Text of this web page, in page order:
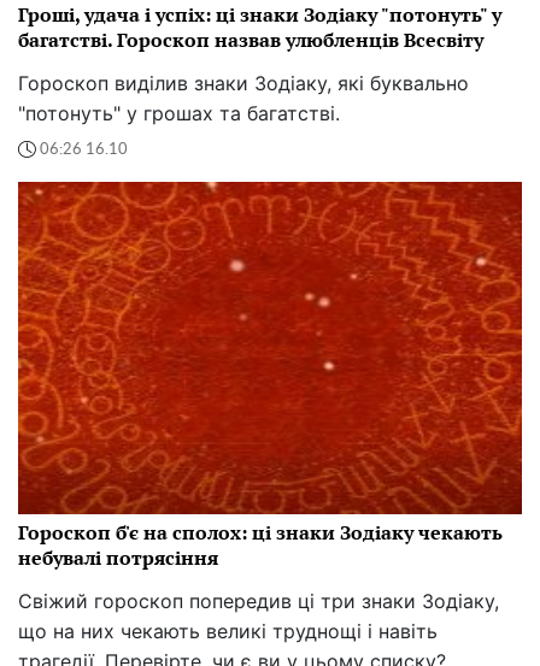
Гроші, удача і успіх: ці знаки Зодіаку "потонуть" у
багатстві. Гороскоп назвав улюбленців Всесвіту
Гороскоп виділив знаки Зодіаку, які буквально
"потонуть" у грошах та багатстві.
06:26 16.10
Гороскоп б'є на сполох: ці знаки Зодіаку чекають
небувалі потрясіння
Свіжий гороскоп попередив ці три знаки Зодіаку,
що на них чекають великі труднощі і навіть